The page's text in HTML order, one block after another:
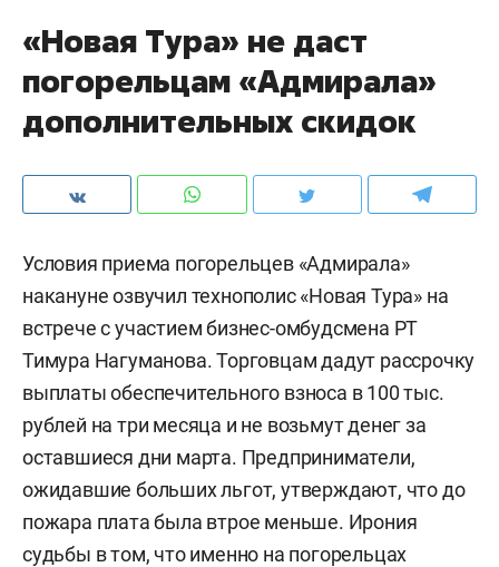
«Новая Тура» не даст
погорельцам «Адмирала»
дополнительных скидок
Условия приема погорельцев «Адмирала»
накануне озвучил технополис «Новая Тура» на
встрече с участием бизнес-омбудсмена РТ
Тимура Нагуманова. Торговцам дадут рассрочку
выплаты обеспечительного взноса в 100 тыс.
рублей на три месяца и не возьмут денег за
оставшиеся дни марта. Предприниматели,
ожидавшие больших льгот, утверждают, что до
пожара плата была втрое меньше. Ирония
судьбы в том, что именно на погорельцах